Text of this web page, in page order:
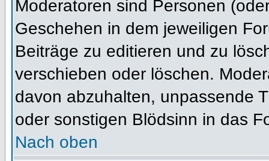
Moderatoren sind Personen
Geschehen in dem jeweiligen
Beiträge zu editieren und zu
verschieben oder löschen.
davon abzuhalten, unpassende
oder sonstigen Blödsinn in das
Nach oben